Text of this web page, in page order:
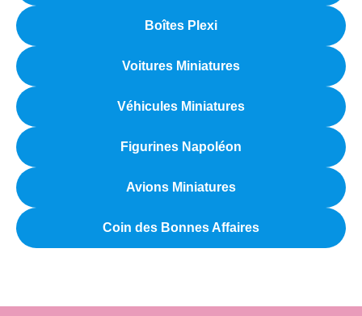
Boîtes Plexi
Voitures Miniatures
Véhicules Miniatures
Figurines Napoléon
Avions Miniatures
Coin des Bonnes Affaires